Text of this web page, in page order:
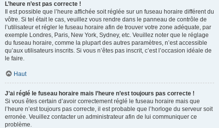
L’heure n’est pas correcte !
Il est possible que l’heure affichée soit réglée sur un fuseau horaire différent du
vôtre. Si tel était le cas, veuillez vous rendre dans le panneau de contrôle de
l’utilisateur et régler le fuseau horaire afin de trouver votre zone adéquate, par
exemple Londres, Paris, New York, Sydney, etc. Veuillez noter que le réglage
du fuseau horaire, comme la plupart des autres paramètres, n’est accessible
qu’aux utilisateurs inscrits. Si vous n’êtes pas inscrit, c’est l’occasion idéale de
le faire.
Haut
J’ai réglé le fuseau horaire mais l’heure n’est toujours pas correcte !
Si vous êtes certain d’avoir correctement réglé le fuseau horaire mais que
l’heure n’est toujours pas correcte, il est probable que l’horloge du serveur soit
erronée. Veuillez contacter un administrateur afin de lui communiquer ce
problème.